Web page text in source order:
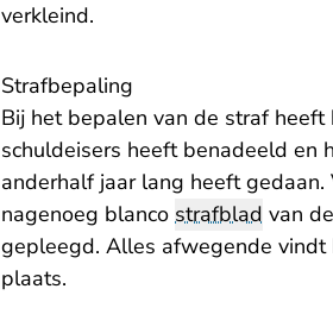
verkleind.
Strafbepaling
Bij het bepalen van de straf
schuldeisers heeft benadeeld en
anderhalf jaar lang heeft
nagenoeg blanco strafblad van
gepleegd. Alles afwegende vindt
plaats.